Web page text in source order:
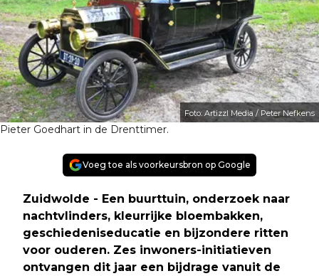
Foto: Artizzl Media / Peter Nefkens
Pieter Goedhart in de Drenttimer.
Voeg toe als voorkeursbron op Google
Zuidwolde - Een buurttuin, onderzoek naar
nachtvlinders, kleurrijke bloembakken,
geschiedeniseducatie en bijzondere ritten
voor ouderen. Zes inwoners-initiatieven
ontvangen dit jaar een bijdrage vanuit de